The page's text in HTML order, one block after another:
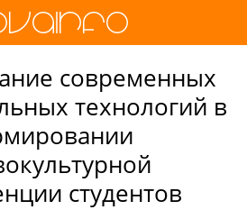
современных
технологий в
студентов